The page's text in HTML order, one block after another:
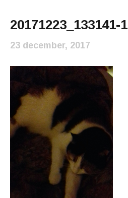
20171223_133141-1
23 december, 2017